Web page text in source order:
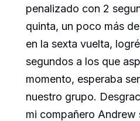
penalizado con 2
quinta, un poco más
en la sexta vuelta,
segundos a los que
momento, esperaba
nuestro grupo.
mi compañero Andrew